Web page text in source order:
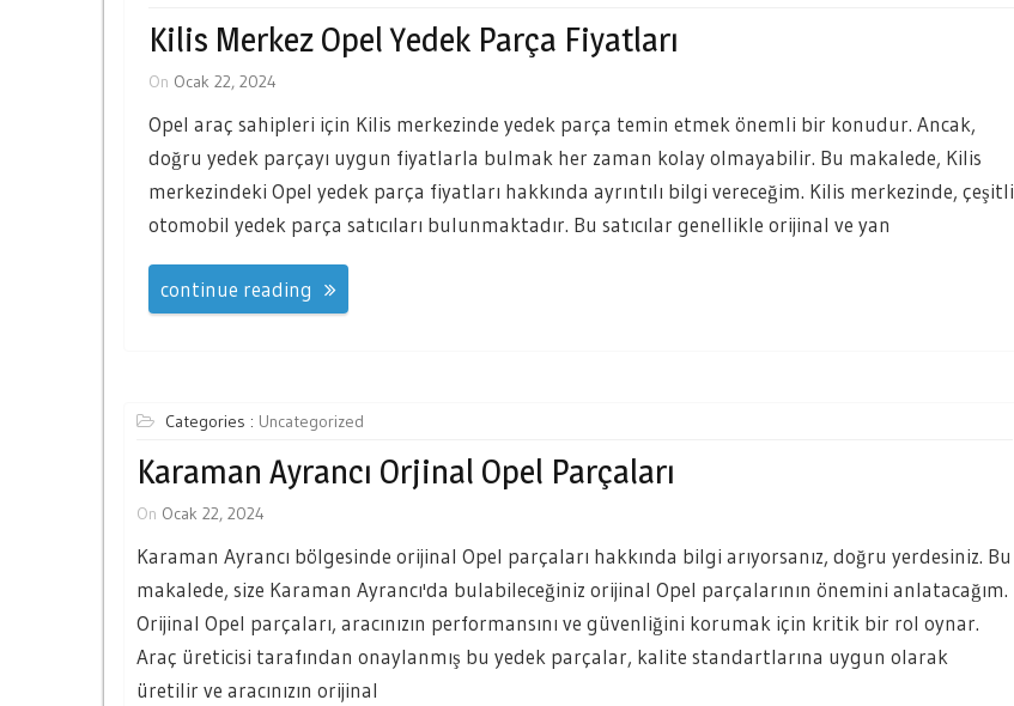
Kilis Merkez Opel Yedek Parça Fiyatları
On Ocak 22, 2024
Opel araç sahipleri için Kilis merkezinde yedek parça temin etmek önemli bir konudur. Ancak,
doğru yedek parçayı uygun fiyatlarla bulmak her zaman kolay olmayabilir. Bu makalede, Kilis
merkezindeki Opel yedek parça fiyatları hakkında ayrıntılı bilgi vereceğim. Kilis merkezinde, çeşitli
otomobil yedek parça satıcıları bulunmaktadır. Bu satıcılar genellikle orijinal ve yan
continue reading
Categories : Uncategorized
Karaman Ayrancı Orjinal Opel Parçaları
On Ocak 22, 2024
Karaman Ayrancı bölgesinde orijinal Opel parçaları hakkında bilgi arıyorsanız, doğru yerdesiniz. Bu
makalede, size Karaman Ayrancı'da bulabileceğiniz orijinal Opel parçalarının önemini anlatacağım.
Orijinal Opel parçaları, aracınızın performansını ve güvenliğini korumak için kritik bir rol oynar.
Araç üreticisi tarafından onaylanmış bu yedek parçalar, kalite standartlarına uygun olarak
üretilir ve aracınızın orijinal